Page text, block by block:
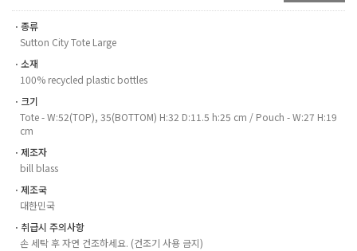
ㆍ종류
Sutton City Tote Large
ㆍ소재
100% recycled plastic bottles
ㆍ크기
Tote - W:52(TOP), 35(BOTTOM) H:32 D:11.5 h:25 cm / Pouch - W:27 H:19
cm
ㆍ제조자
bill blass
ㆍ제조국
대한민국
ㆍ취급시 주의사항
손 세탁 후 자연 건조하세요. (건조기 사용 금지)